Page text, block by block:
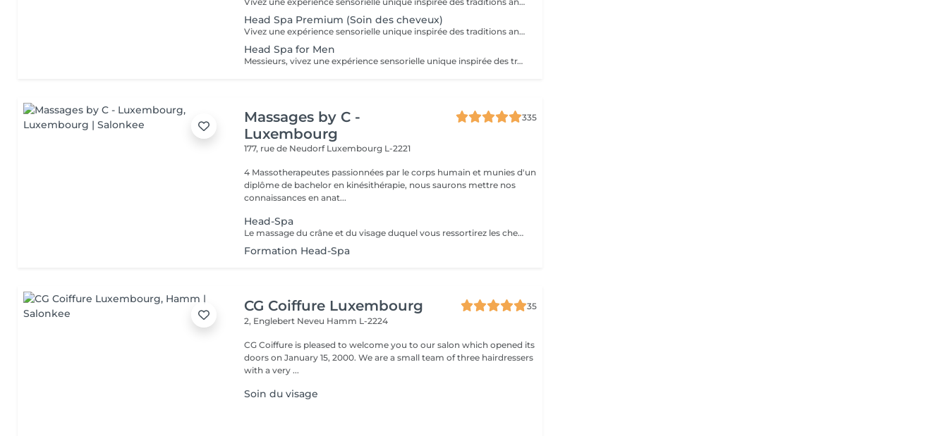
Head Spa Premium (Soin des cheveux)
Vivez une expérience sensorielle unique inspirée des traditions anciennes japonaises dédiées au soin du corps et à l'apaisement de l'esprit. Le Head Spa combine soin des cheveux et du visage pour améliorer la revitalisation du cuir chevelu tout en favorisant la réduction du stress et la relaxation générale: - Démaquillage du visage - Massage manuel des épaules, de la nuque et du cuir chevelu à l'huile précieuse et utilisation de différents outils - Fontaine d'eau chaude - Shampoing - Masque capillaire sous bain de vapeur + sérum - Massage des mains et des bras. - Séchage des cheveux (15 minutes)
Head Spa for Men
Messieurs, vivez une expérience sensorielle unique inspirée des traditions anciennes japonaises dédiées au soin du corps et à l'apaisement de l'esprit adapté à votre peau. Le Head Spa combine soin des cheveux et du visage pour améliorer la revitalisation du cuir chevelu tout en favorisant la réduction du stress et la relaxation générale: - Soin du visage (nettoyage, massage, masque et/ou soin de la barbe) - Massage manuel des épaules, de la nuque et du cuir chevelu à l'huile précieuse et utilisation de différents outils - Fontaine d'eau chaude - Shampoing - Sérum capillaire - Séchage des cheveux
Massages by C -
Luxembourg
335
177, rue de Neudorf Luxembourg L-2221
4 Massotherapeutes passionnées par le corps humain et munies d'un
diplôme de bachelor en kinésithérapie, nous saurons mettre nos
connaissances en anat...
Head-Spa
Le massage du crâne et du visage duquel vous ressortirez les cheveux propres. Association de l'utilisation du massage, de l'eau et de la vapeur afin de vous garantir une séance vraiment relaxante. Utilisation de l'huile essentielle adaptée à votre cuir chevelu après analyse. Contre-indications : Extentions, tissages et tresses plaquées. Attendre 72h après une coloration. Accord médical nécéssaire en cas de chimiothérapie/rémission. Merci de nous informer en cas de grossesse ou allaitement afin d'adapter les produits utilisés.
Formation Head-Spa
CG Coiffure Luxembourg
35
2, Englebert Neveu Hamm L-2224
CG Coiffure is pleased to welcome you to our salon which opened its
doors on January 15, 2000. We are a small team of three hairdressers
with a very ...
Soin du visage